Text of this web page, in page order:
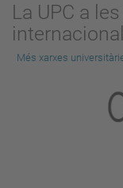
La UPC a
Més xarxes